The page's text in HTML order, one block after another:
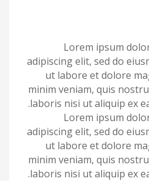
Lorem ipsum
adipiscing elit, sed do
ut labore et dolore
minim veniam, quis
laboris nisi ut aliquip ex
Lorem ipsum
adipiscing elit, sed do
ut labore et dolore
minim veniam, quis
laboris nisi ut aliquip ex